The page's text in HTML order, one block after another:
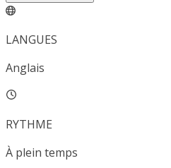
LANGUES
Anglais
RYTHME
À plein temps